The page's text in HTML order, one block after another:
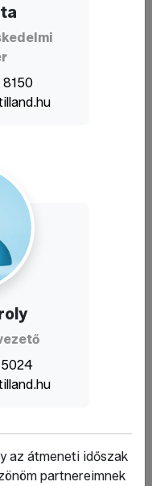
az átmeneti időszak
partnereimnek